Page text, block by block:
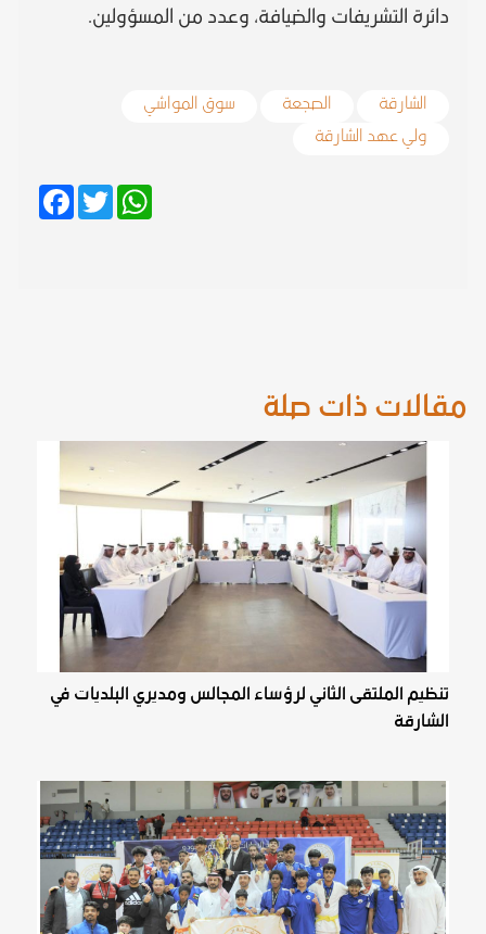
مقالات ذات صلة
تنظيم الملتقى الثاني لرؤساء المجالس ومديري البلديات في
الشارقة
دائرة التشريفات والضيافة، وعدد من المسؤولين.
الشارقة الصجعة
سوق المواشي
ولي عهد الشارقة
Facebook
Twitter